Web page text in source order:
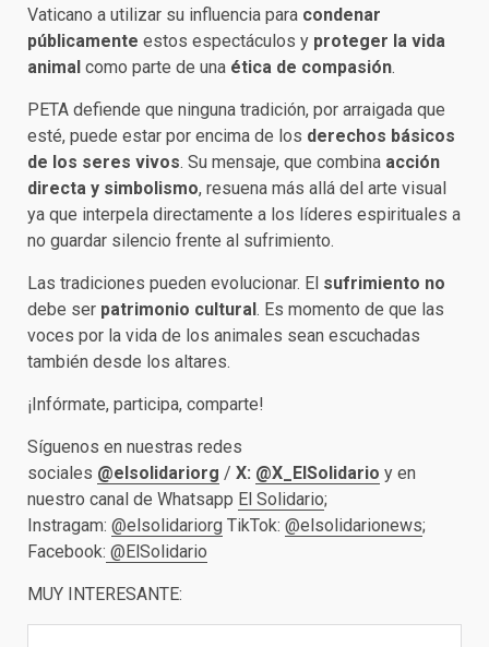
Vaticano a utilizar su influencia para condenar
públicamente estos espectáculos y proteger la vida
animal como parte de una ética de compasión.
PETA defiende que ninguna tradición, por arraigada que
esté, puede estar por encima de los derechos básicos
de los seres vivos. Su mensaje, que combina acción
directa y simbolismo, resuena más allá del arte visual
ya que interpela directamente a los líderes espirituales a
no guardar silencio frente al sufrimiento.
Las tradiciones pueden evolucionar. El sufrimiento no
debe ser patrimonio cultural. Es momento de que las
voces por la vida de los animales sean escuchadas
también desde los altares.
¡Infórmate, participa, comparte!
Síguenos en nuestras redes
sociales @elsolidariorg / X: @X_ElSolidario y en
nuestro canal de Whatsapp El Solidario;
Instragam: @elsolidariorg TikTok: @elsolidarionews;
Facebook: @ElSolidario
MUY INTERESANTE: